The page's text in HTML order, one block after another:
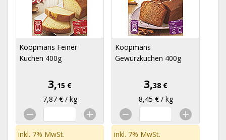
Koopmans Feiner
Kuchen 400g
3,15 €
7,87 € / kg
inkl. 7% MwSt.
Koopmans
Gewürzkuchen 400g
3,38 €
8,45 € / kg
inkl. 7% MwSt.